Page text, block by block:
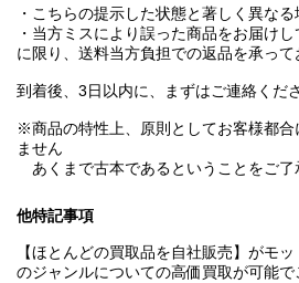
・こちらの提示した状態と著しく異なる
・当方ミスにより誤った商品をお届け
に限り、送料当方負担での返品を承って
到着後、3日以内に、まずはご連絡くだ
※商品の特性上、原則としてお客様都合
ません
あくまで古本であるということをご了
他特記事項
【ほとんどの買取品を自社販売】がモ
のジャンルについての高価買取が可能で